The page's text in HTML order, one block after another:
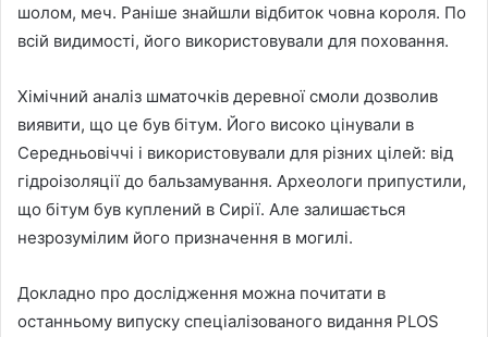
шолом, меч. Раніше знайшли відбиток човна короля. По
всій видимості, його використовували для поховання.
Хімічний аналіз шматочків деревної смоли дозволив
виявити, що це був бітум. Його високо цінували в
Середньовіччі і використовували для різних цілей: від
гідроізоляції до бальзамування. Археологи припустили,
що бітум був куплений в Сирії. Але залишається
незрозумілим його призначення в могилі.
Докладно про дослідження можна почитати в
останньому випуску спеціалізованого видання PLOS